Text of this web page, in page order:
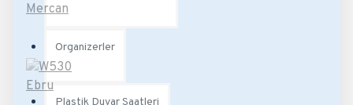
Organizerler
Plastik Duvar Saatleri